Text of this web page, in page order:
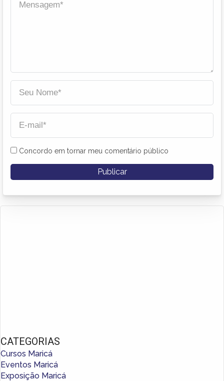
Concordo em tornar meu comentário público
CATEGORIAS
Cursos Maricá
Eventos Maricá
Exposição Maricá